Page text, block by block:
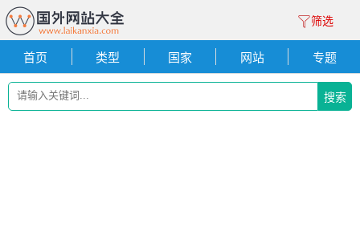
筛选
首页 类型 国家 网站 专题
搜索